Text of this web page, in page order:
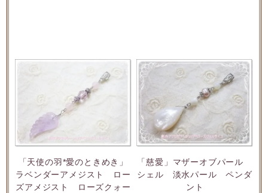
「天使の羽*愛のときめき」
ラベンダーアメジスト ロー
ズアメジスト ローズクォー
「慈愛」マザーオブパール
シェル 淡水パール ペンダ
ント